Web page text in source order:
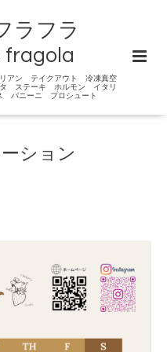
ラフラ
アン テイクアウト 冷凍真空
ステーキ ホルモン イタリ
パニーニ プロシュート
ション